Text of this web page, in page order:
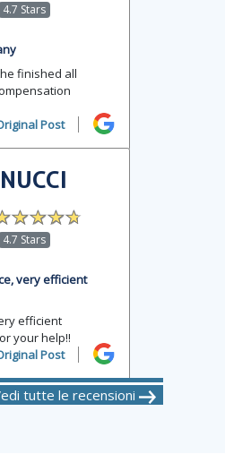
4.7 Stars
finished all
Post
4.7 Stars
very efficient
efficient
your help!!
Post
tutte le recensioni